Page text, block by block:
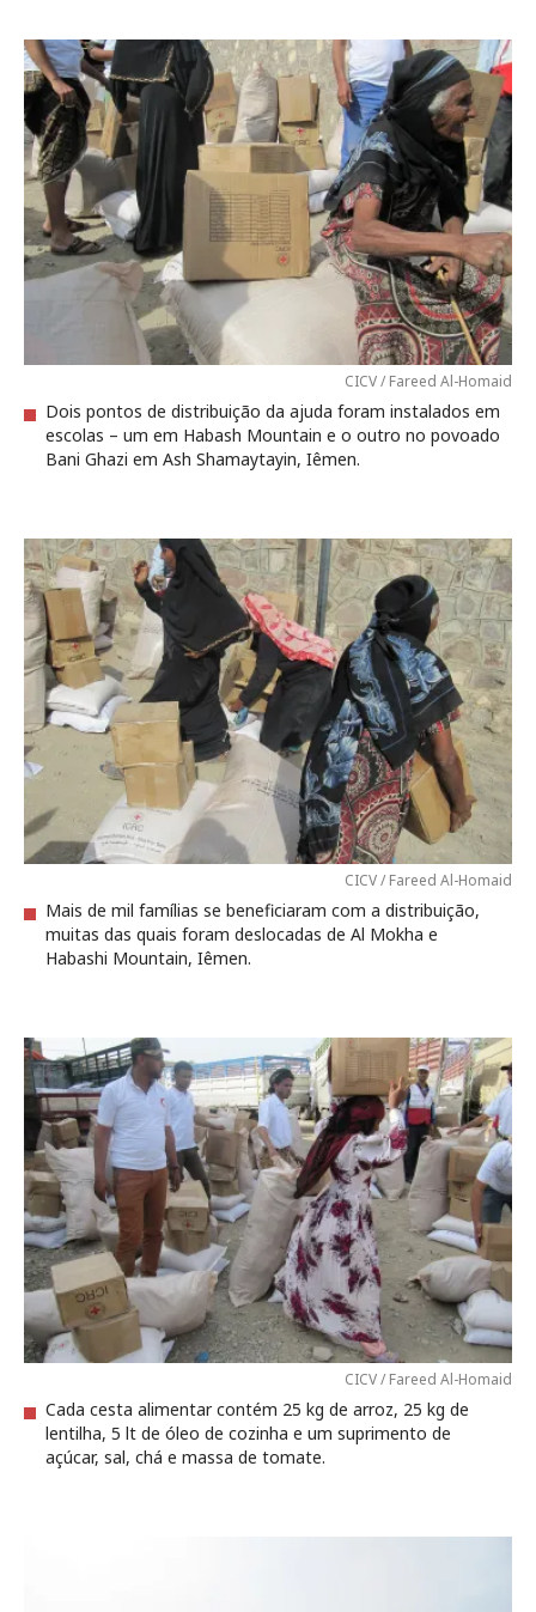
CICV / Fareed Al-Homaid
Dois pontos de distribuição da ajuda foram instalados em
escolas – um em Habash Mountain e o outro no povoado
Bani Ghazi em Ash Shamaytayin, Iêmen.
CICV / Fareed Al-Homaid
Mais de mil famílias se beneficiaram com a distribuição,
muitas das quais foram deslocadas de Al Mokha e
Habashi Mountain, Iêmen.
CICV / Fareed Al-Homaid
Cada cesta alimentar contém 25 kg de arroz, 25 kg de
lentilha, 5 lt de óleo de cozinha e um suprimento de
açúcar, sal, chá e massa de tomate.